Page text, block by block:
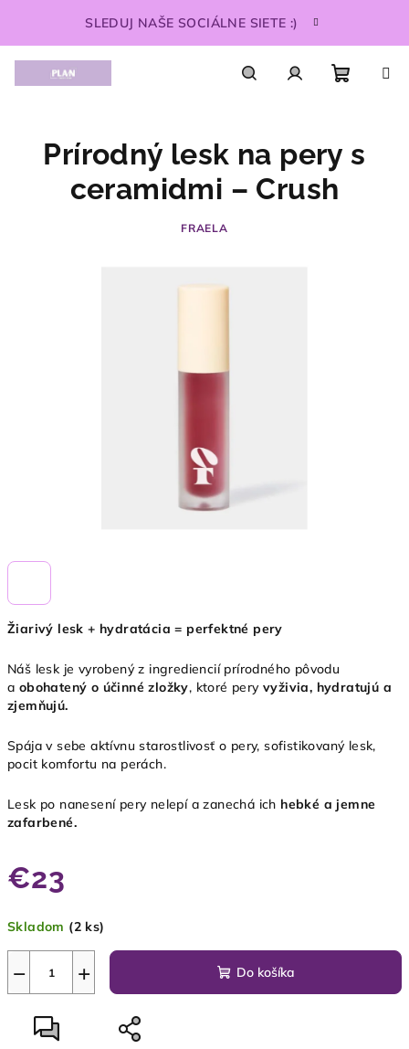
obsah
SLEDUJ NAŠE SOCIÁLNE SIETE :)
košík
Žiarivý lesk + hydratácia = perfektné pery
Náš lesk je vyrobený z ingrediencií prírodného pôvodu
a obohatený o účinné zložky, ktoré peryvyživia, hydratujú a
zjemňujú.
Spája v sebe aktívnu starostlivosť o pery, sofistikovaný lesk,
pocit komfortu na perách.
Lesk po nanesení pery nelepí a zanechá ich hebké a jemne
zafarbené.
€23
cena:
Skladom (2 ks)
+
− Do košíka
Prírodný lesk na pery s
ceramidmi – Crush
FRAELA